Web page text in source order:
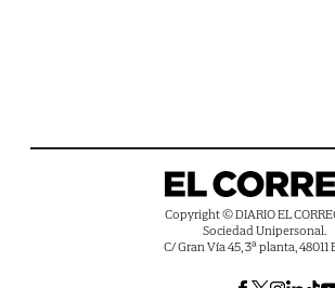
Copyright © DIARIO EL
Sociedad Unipersonal.
C/ Gran Vía 45, 3ª planta, 48011